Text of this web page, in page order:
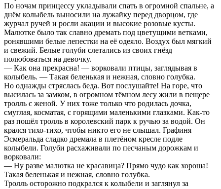
По ночам принцессу укладывали спать в огромной спальне, а
днём колыбель выносили на лужайку перед дворцом, где
журчал ручей и росли акации и высокие розовые кусты.
Малютке было так славно дремать под цветущими ветками,
ронявшими белые лепестки на её одеяло. Воздух был мягкий
и свежий. Белые голуби слетались из своих гнёзд
полюбоваться на девочку.
— Как она прекрасна! — ворковали птицы, заглядывая в
колыбель. — Такая беленькая и нежная, словно голубка.
Но однажды стряслась беда. Вот послушайте! На горе, что
высилась за замком, в огромном тёмном лесу жили в пещере
тролль с женой. У них тоже только что родилась дочка,
смуглая, косматая, с горящими маленькими глазками. Как-то
раз пошёл тролль в королевский парк к ручью за водой. Он
крался тихо-тихо, чтобы никто его не слышал. Графиня
Эсмеральда сладко дремала в плетёном кресле подле
колыбели. Голуби расхаживали по песчаным дорожкам и
ворковали:
— Ну разве малютка не красавица? Прямо чудо как хороша!
Такая беленькая и нежная, словно голубка.
Тролль осторожно подкрался к колыбели и заглянул за